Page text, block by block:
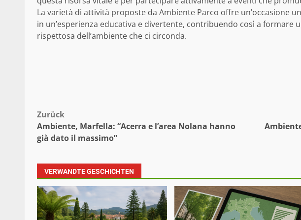
La varietà di attività proposte da Ambiente Parco offre un’occasione
in un’esperienza educativa e divertente, contribuendo così a formare
rispettosa dell’ambiente che ci circonda.
Beitragsnavigation
Zurück
Ambiente, Marfella: “Acerra e l’area Nolana hanno
già dato il massimo”
VERWANDTE GESCHICHTEN